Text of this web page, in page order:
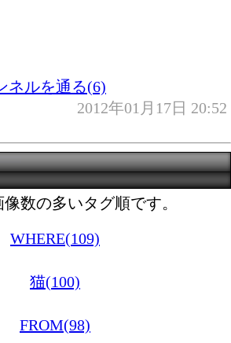
ネルを通る(6)
2012年01月17日 20:52
数の多いタグ順です。
WHERE(109)
猫(100)
FROM(98)